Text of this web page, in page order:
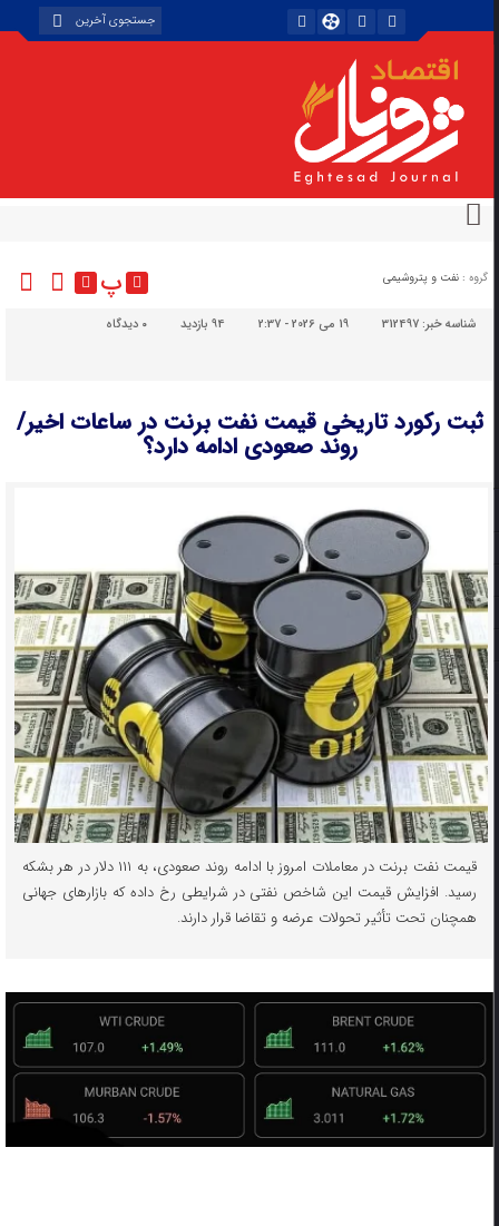
گروه : نفت و پتروشیمی پ
شناسه خبر:312497 19 می 2026 - 2:37 94 بازدید دیدگاه
ثبت رکورد تاریخی قیمت نفت برنت در ساعات اخیر/
روند صعودی ادامه دارد؟
قیمت نفت برنت در معاملات امروز با ادامه روند صعودی، به ۱۱۱ دلار در هر بشکه
رسید. افزایش قیمت این شاخص نفتی در شرایطی رخ داده که بازار‌های جهانی
همچنان تحت تأثیر تحولات عرضه و تقاضا قرار دارند.